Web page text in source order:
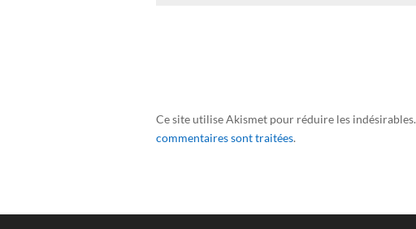
Ce site utilise Akismet pour réduire les indésirables.
commentaires sont traitées.